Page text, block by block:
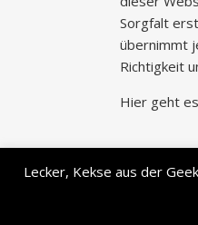
Sorgfalt
übernimmt
Richtigkeit
Hier geht
Lecker, Kekse aus der